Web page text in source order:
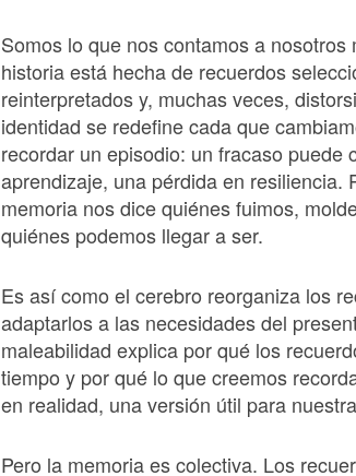
Somos lo que nos contamos a nosotros
historia está hecha de recuerdos
reinterpretados y, muchas veces,
identidad se redefine cada que
recordar un episodio: un fracaso puede
aprendizaje, una pérdida en resiliencia.
memoria nos dice quiénes fuimos,
quiénes podemos llegar a ser.
Es así como el cerebro reorganiza los
adaptarlos a las necesidades del
maleabilidad explica por qué los
tiempo y por qué lo que creemos
en realidad, una versión útil para
Pero la memoria es colectiva. Los